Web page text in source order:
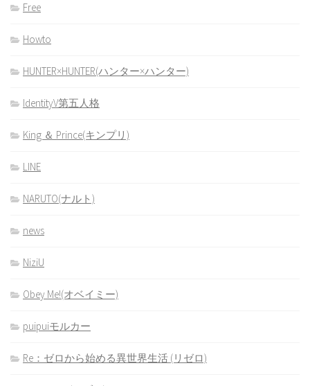
Free
Howto
HUNTER×HUNTER(ハンター×ハンター)
IdentityV第五人格
King ＆ Prince(キンプリ)
LINE
NARUTO(ナルト)
news
NiziU
Obey Me!(オベイミー)
puipuiモルカー
Re：ゼロから始める異世界生活 (リゼロ)